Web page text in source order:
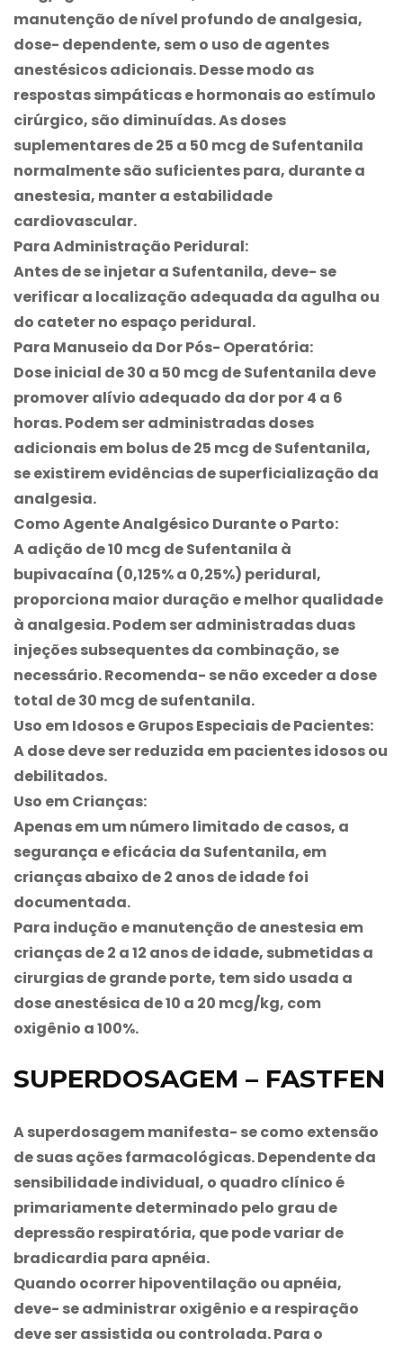
manutenção de nível profundo de analgesia,
dose- dependente, sem o uso de agentes
anestésicos adicionais. Desse modo as
respostas simpáticas e hormonais ao estímulo
cirúrgico, são diminuídas. As doses
suplementares de 25 a 50 mcg de Sufentanila
normalmente são suficientes para, durante a
anestesia, manter a estabilidade
cardiovascular.
Para Administração Peridural:
Antes de se injetar a Sufentanila, deve- se
verificar a localização adequada da agulha ou
do cateter no espaço peridural.
Para Manuseio da Dor Pós- Operatória:
Dose inicial de 30 a 50 mcg de Sufentanila deve
promover alívio adequado da dor por 4 a 6
horas. Podem ser administradas doses
adicionais em bolus de 25 mcg de Sufentanila,
se existirem evidências de superficialização da
analgesia.
Como Agente Analgésico Durante o Parto:
A adição de 10 mcg de Sufentanila à
bupivacaína (0,125% a 0,25%) peridural,
proporciona maior duração e melhor qualidade
à analgesia. Podem ser administradas duas
injeções subsequentes da combinação, se
necessário. Recomenda- se não exceder a dose
total de 30 mcg de sufentanila.
Uso em Idosos e Grupos Especiais de Pacientes:
A dose deve ser reduzida em pacientes idosos ou
debilitados.
Uso em Crianças:
Apenas em um número limitado de casos, a
segurança e eficácia da Sufentanila, em
crianças abaixo de 2 anos de idade foi
documentada.
Para indução e manutenção de anestesia em
crianças de 2 a 12 anos de idade, submetidas a
cirurgias de grande porte, tem sido usada a
dose anestésica de 10 a 20 mcg/kg, com
oxigênio a 100%.
SUPERDOSAGEM – FASTFEN
A superdosagem manifesta- se como extensão
de suas ações farmacológicas. Dependente da
sensibilidade individual, o quadro clínico é
primariamente determinado pelo grau de
depressão respiratória, que pode variar de
bradicardia para apnéia.
Quando ocorrer hipoventilação ou apnéia,
deve- se administrar oxigênio e a respiração
deve ser assistida ou controlada. Para o